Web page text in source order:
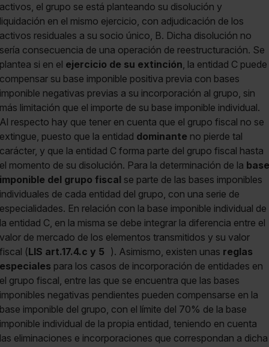
activos, el grupo se está planteando su disolución y
liquidación en el mismo ejercicio, con adjudicación de los
activos residuales a su socio único, B. Dicha disolución no
sería consecuencia de una operación de reestructuración. Se
plantea si en el ejercicio de su extinción, la entidad C puede
compensar su base imponible positiva previa con bases
imponible negativas previas a su incorporación al grupo, sin
más limitación que el importe de su base imponible individual.
Al respecto hay que tener en cuenta que el grupo fiscal no se
extingue, puesto que la entidad dominante no pierde tal
carácter, y que la entidad C forma parte del grupo fiscal hasta
el momento de su disolución. Para la determinación de la base
imponible del grupo fiscal se parte de las bases imponibles
individuales de cada entidad del grupo, con una serie de
especialidades. En relación con la base imponible individual de
la entidad C, en la misma se debe integrar la diferencia entre el
valor de mercado de los elementos transmitidos y su valor
fiscal (LIS art.17.4.c y 5 ). Asimismo, existen unas reglas
especiales para los casos de incorporación de entidades en
el grupo fiscal, entre las que se encuentra que las bases
imponibles negativas pendientes pueden compensarse en la
base imponible del grupo, con el límite del 70% de la base
imponible individual de la propia entidad, teniendo en cuenta
las eliminaciones e incorporaciones que correspondan a dicha